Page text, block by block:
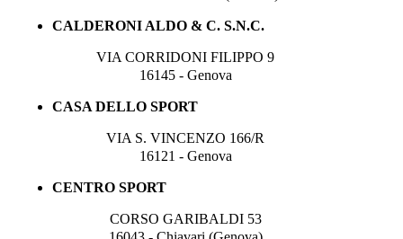
CALDERONI ALDO & C. S.N.C.
VIA CORRIDONI FILIPPO 9
16145 - Genova
CASA DELLO SPORT
VIA S. VINCENZO 166/R
16121 - Genova
CENTRO SPORT
CORSO GARIBALDI 53